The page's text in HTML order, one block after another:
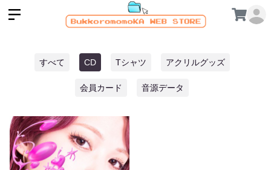
すべて CD Tシャツ アクリルグッズ
会員カード 音源データ